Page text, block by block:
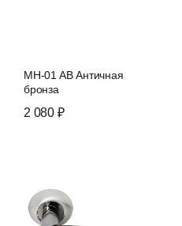
MH-01 AB Античная
бронза
2 080 ₽